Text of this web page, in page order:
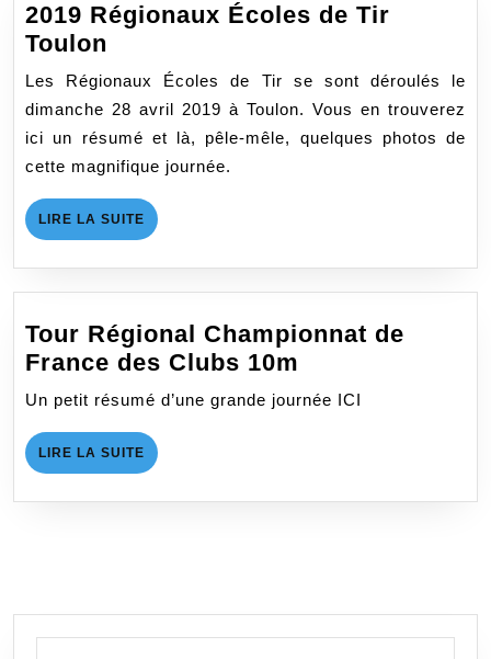
2019 Régionaux Écoles de Tir
Toulon
Régionaux
Écoles
de
Tir
Toulon
Les Régionaux Écoles de Tir se sont déroulés le
dimanche 28 avril 2019 à Toulon. Vous en trouverez
ici un résumé et là, pêle-mêle, quelques photos de
cette magnifique journée.
LIRE LA SUITE LIRE
LA
Tour Régional Championnat de
France des Clubs 10m
Régional
des
Un petit résumé d’une grande journée ICI
LIRE LA SUITE LIRE
LA